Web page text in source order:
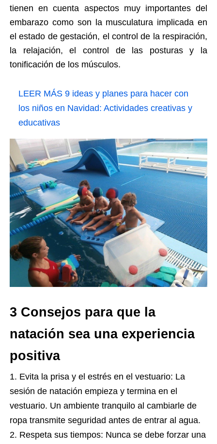
tienen en cuenta aspectos muy importantes del
embarazo como son la musculatura implicada en
el estado de gestación, el control de la respiración,
la relajación, el control de las posturas y la
tonificación de los músculos.
LEER MÁS 9 ideas y planes para hacer con
los niños en Navidad: Actividades creativas y
educativas
3 Consejos para que la
natación sea una experiencia
positiva
Evita la prisa y el estrés en el vestuario: La
sesión de natación empieza y termina en el
vestuario. Un ambiente tranquilo al cambiarle de
ropa transmite seguridad antes de entrar al agua.
Respeta sus tiempos: Nunca se debe forzar una